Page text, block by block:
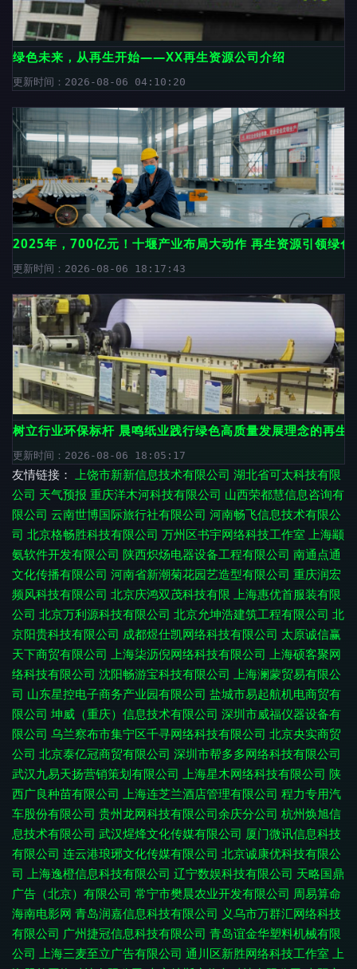
绿色未来，从再生开始——XX再生资源公司介绍
更新时间：2026-08-06 04:10:20
2025年，700亿元！十堰产业布局大动作 再生资源引领绿色
更新时间：2026-08-06 18:17:43
树立行业环保标杆 晨鸣纸业践行绿色高质量发展理念的再生
更新时间：2026-08-06 18:05:17
友情链接： 上饶市新新信息技术有限公司 湖北省可太科技有限
公司 天气预报 重庆洋木河科技有限公司 山西荣都慧信息咨询有
限公司 云南世博国际旅行社有限公司 河南畅飞信息技术有限公
司 北京格畅胜科技有限公司 万州区书宇网络科技工作室 上海颛
氨软件开发有限公司 陕西炽炀电器设备工程有限公司 南通点通
文化传播有限公司 河南省新潮菊花园艺造型有限公司 重庆润宏
频风科技有限公司 北京庆鸿双茂科技有限 上海惠优首服装有限
公司 北京万利源科技有限公司 北京允坤浩建筑工程有限公司 北
京阳贵科技有限公司 成都煜仕凯网络科技有限公司 太原诚信赢
天下商贸有限公司 上海柒沥倪网络科技有限公司 上海硕客聚网
络科技有限公司 沈阳畅游宝科技有限公司 上海澜蒙贸易有限公
司 山东星控电子商务产业园有限公司 盐城市易起航机电商贸有
限公司 坤威（重庆）信息技术有限公司 深圳市威福仪器设备有
限公司 乌兰察布市集宁区千寻网络科技有限公司 北京央实商贸
公司 北京泰亿冠商贸有限公司 深圳市帮多多网络科技有限公司
武汉九易天扬营销策划有限公司 上海星木网络科技有限公司 陕
西广良种苗有限公司 上海连芝兰酒店管理有限公司 程力专用汽
车股份有限公司 贵州龙网科技有限公司余庆分公司 杭州焕旭信
息技术有限公司 武汉煋烽文化传媒有限公司 厦门微讯信息科技
有限公司 连云港琅琊文化传媒有限公司 北京诚康优科技有限公
司 上海逸橙信息科技有限公司 辽宁数娱科技有限公司 天略国鼎
广告（北京）有限公司 常宁市樊晨农业开发有限公司 周易算命
海南电影网 青岛润嘉信息科技有限公司 义乌市万群汇网络科技
有限公司 广州捷冠信息科技有限公司 青岛谊金华塑料机械有限
公司 上海三麦至立广告有限公司 通川区新胜网络科技工作室 上